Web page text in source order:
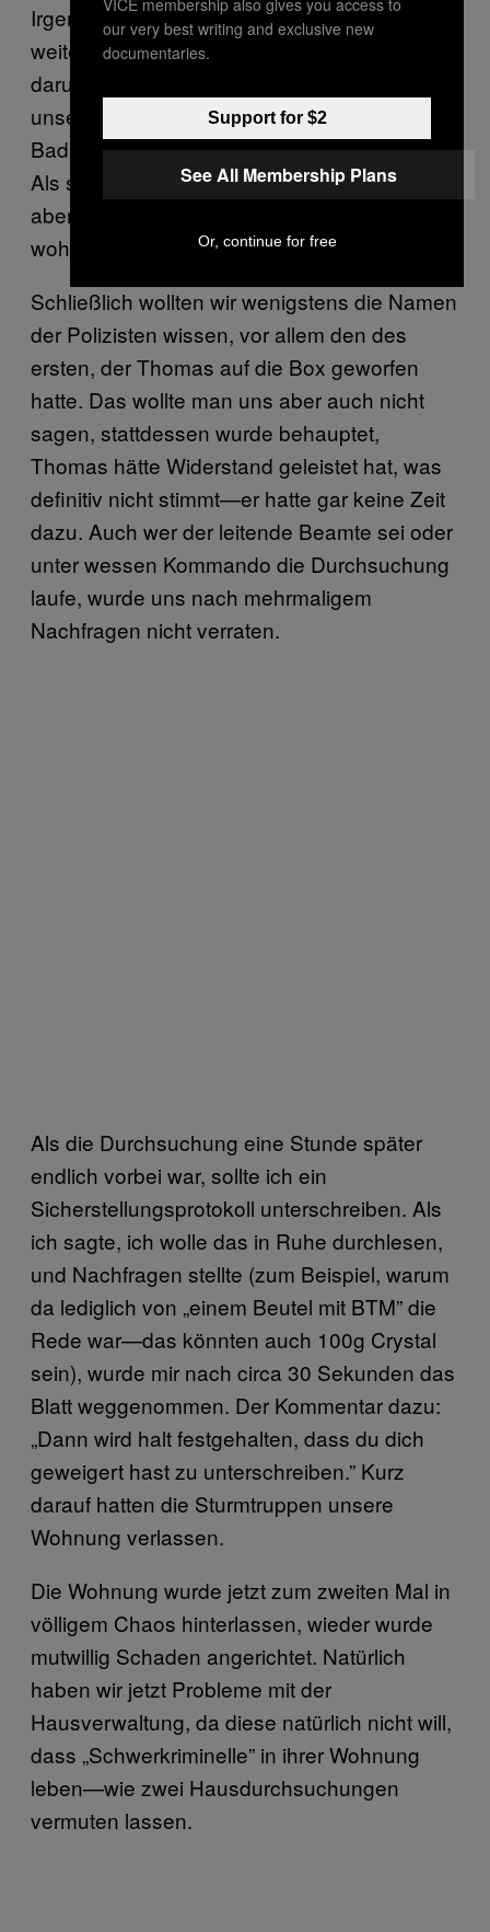
Irgendwann spazierten dann noch mal vier
weitere Zivilpolizisten in unsere Wohnung,
darunter eine Frau. Die nahm dann gleich
unsere einzige anwesende Freundin mit ins
Bad, wo sie sich komplett ausziehen musste.
Als sie dann nackt war, verlor die Beamte
aber anscheinend das Interesse—es ging
wohl nur um die reine Erniedrigung.
Schließlich wollten wir wenigstens die Namen
der Polizisten wissen, vor allem den des
ersten, der Thomas auf die Box geworfen
hatte. Das wollte man uns aber auch nicht
sagen, stattdessen wurde behauptet,
Thomas hätte Widerstand geleistet hat, was
definitiv nicht stimmt—er hatte gar keine Zeit
dazu. Auch wer der leitende Beamte sei oder
unter wessen Kommando die Durchsuchung
laufe, wurde uns nach mehrmaligem
Nachfragen nicht verraten.
Als die Durchsuchung eine Stunde später
endlich vorbei war, sollte ich ein
Sicherstellungsprotokoll unterschreiben. Als
ich sagte, ich wolle das in Ruhe durchlesen,
und Nachfragen stellte (zum Beispiel, warum
da lediglich von „einem Beutel mit BTM” die
Rede war—das könnten auch 100g Crystal
sein), wurde mir nach circa 30 Sekunden das
Blatt weggenommen. Der Kommentar dazu:
„Dann wird halt festgehalten, dass du dich
geweigert hast zu unterschreiben.” Kurz
darauf hatten die Sturmtruppen unsere
Wohnung verlassen.
Die Wohnung wurde jetzt zum zweiten Mal in
völligem Chaos hinterlassen, wieder wurde
mutwillig Schaden angerichtet. Natürlich
haben wir jetzt Probleme mit der
Hausverwaltung, da diese natürlich nicht will,
dass „Schwerkriminelle” in ihrer Wohnung
leben—wie zwei Hausdurchsuchungen
vermuten lassen.
our very best writing and exclusive new
documentaries.
Support for $2
See All Membership Plans
Or, continue for free